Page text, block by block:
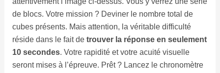
de blocs. Votre mission ? Deviner le nombre total de
cubes présents. Mais attention, la véritable difficulté
réside dans le fait de trouver la réponse en seulement
10 secondes. Votre rapidité et votre acuité visuelle
seront mises à l’épreuve. Prêt ? Lancez le chronomètre